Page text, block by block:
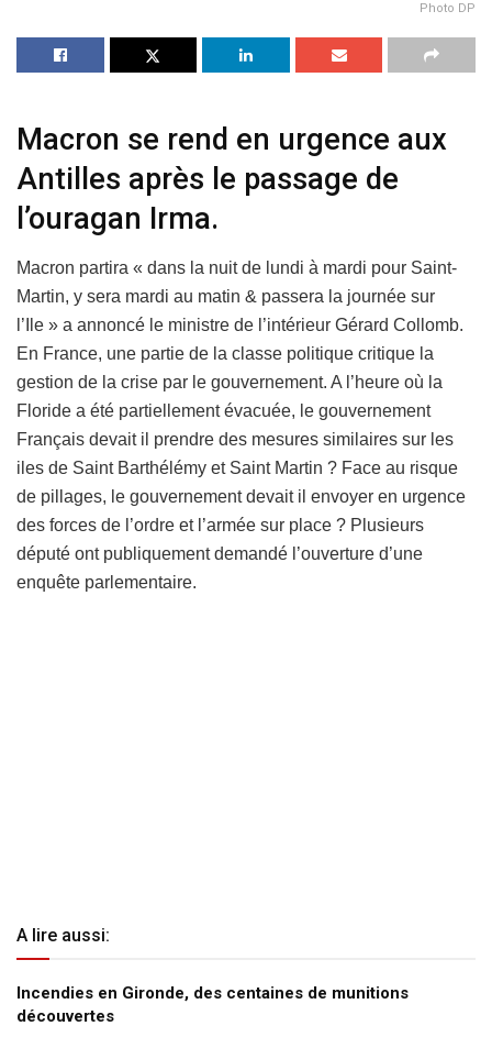
Photo DP
Macron se rend en urgence aux
Antilles après le passage de
l’ouragan Irma.
Macron partira « dans la nuit de lundi à mardi pour Saint-
Martin, y sera mardi au matin & passera la journée sur
l’Ile » a annoncé le ministre de l’intérieur Gérard Collomb.
En France, une partie de la classe politique critique la
gestion de la crise par le gouvernement. A l’heure où la
Floride a été partiellement évacuée, le gouvernement
Français devait il prendre des mesures similaires sur les
iles de Saint Barthélémy et Saint Martin ? Face au risque
de pillages, le gouvernement devait il envoyer en urgence
des forces de l’ordre et l’armée sur place ? Plusieurs
député ont publiquement demandé l’ouverture d’une
enquête parlementaire.
A lire aussi:
Incendies en Gironde, des centaines de munitions
découvertes